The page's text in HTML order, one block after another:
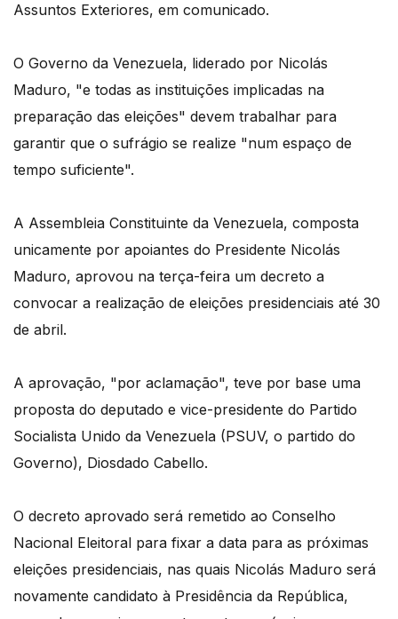
Assuntos Exteriores, em comunicado.
O Governo da Venezuela, liderado por Nicolás
Maduro, "e todas as instituições implicadas na
preparação das eleições" devem trabalhar para
garantir que o sufrágio se realize "num espaço de
tempo suficiente".
A Assembleia Constituinte da Venezuela, composta
unicamente por apoiantes do Presidente Nicolás
Maduro, aprovou na terça-feira um decreto a
convocar a realização de eleições presidenciais até 30
de abril.
A aprovação, "por aclamação", teve por base uma
proposta do deputado e vice-presidente do Partido
Socialista Unido da Venezuela (PSUV, o partido do
Governo), Diosdado Cabello.
O decreto aprovado será remetido ao Conselho
Nacional Eleitoral para fixar a data para as próximas
eleições presidenciais, nas quais Nicolás Maduro será
novamente candidato à Presidência da República,